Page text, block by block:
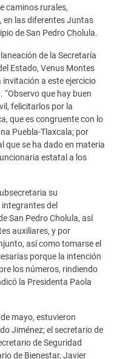
caminos rurales,
en las diferentes Juntas
de San Pedro Cholula.
de la Secretaría
Estado, Venus Montes
a este ejercicio
que hay buen
felicitarlos por la
que es congruente con lo
Puebla-Tlaxcala; por
que se ha dado en materia
estatal a los
su
del
San Pedro Cholula, así
auxiliares, y por
así como tomarse el
porque la intención
los números, rindiendo
la Presidenta Paola
mayo, estuvieron
Jiménez; el secretario de
de Seguridad
de Bienestar, Javier